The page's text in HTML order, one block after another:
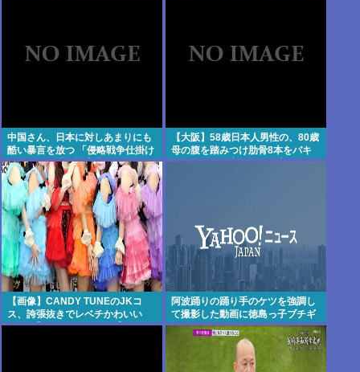
中国さん、日本に対しあまりにも
酷い暴言を放つ 「侵略戦争仕掛け
たくせに原爆で被害者ビジネスす
るな」
【大阪】58歳日本人男性の、80歳
母の腹を踏みつけ肋骨8本をバキ
バキにして殺害。子供を産んだ結
【画像】CANDY TUNEのJKコ
ス、誇張抜きでレベチかわいい
www 【Pickup08082959】
阿波踊りの踊り手のケツを強調し
て撮影した動画に徳島っ子ブチギ
レ